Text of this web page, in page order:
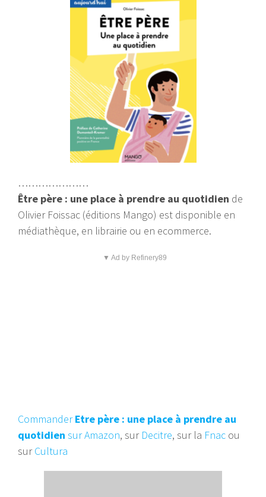
…………………
Être père : une place à prendre au quotidien de
Olivier Foissac (éditions Mango) est disponible en
médiathèque, en librairie ou en ecommerce.
▼ Ad by Refinery89
CommanderEtre père : une place à prendre au
quotidien sur Amazon, sur Decitre, sur la Fnac ou
surCultura